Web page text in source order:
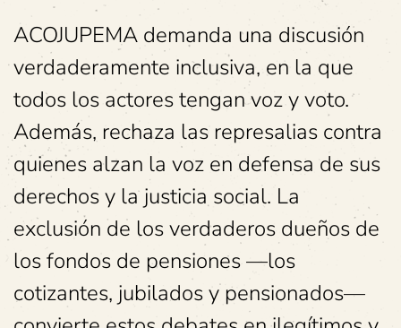
ACOJUPEMA demanda una discusión
verdaderamente inclusiva, en la que
todos los actores tengan voz y voto.
Además, rechaza las represalias contra
quienes alzan la voz en defensa de sus
derechos y la justicia social. La
exclusión de los verdaderos dueños de
los fondos de pensiones —los
cotizantes, jubilados y pensionados—